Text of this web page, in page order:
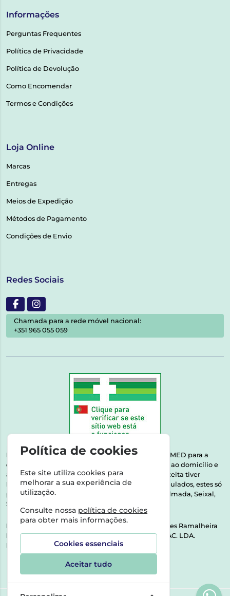
Informações
Perguntas Frequentes
Política de Privacidade
Política de Devolução
Como Encomendar
Termos e Condições
Loja Online
Marcas
Entregas
Meios de Expedição
Métodos de Pagamento
Condições de Envio
Redes Sociais
Chamada para a rede móvel nacional:
+351 965 055 059
Esta farmácia encontra-se autorizada pelo INFARMED para a
dispensa de medicamentos e produtos de saúde ao domicílio e
através da internet. Medicamentos | Se na sua receita tiver
MSRM, MNSRM, MSRMV ou Medicamentos Manipulados, estes só
podem ser entregues nos seguintes concelhos: Almada, Seixal,
Sesimbra, Oeiras e Lisboa.
Direção Técnica:
Dra. Raquel Alexandra Fernandes Ramalheira
NIPC:513064133 | ASPAS E NÚMEROS SOC. FARMAC. LDA.
Rua dos Castanheiros 5 AB Feijó2810-036 Almada
Política de cookies
Este site utiliza cookies para
melhorar a sua experiência de
utilização.
Consulte nossa política de cookies
para obter mais informações.
Cookies essenciais
Aceitar tudo